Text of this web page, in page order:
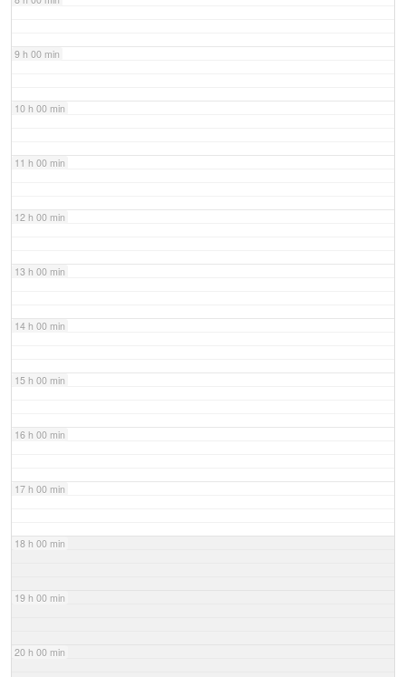
9 h 00 min
10 h 00 min
11 h 00 min
12 h 00 min
13 h 00 min
14 h 00 min
15 h 00 min
16 h 00 min
17 h 00 min
18 h 00 min
19 h 00 min
20 h 00 min